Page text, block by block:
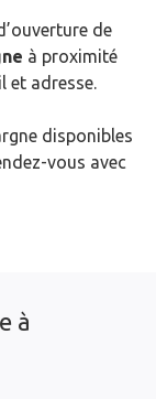
de
à proximité
et adresse.
disponibles
vous avec
à